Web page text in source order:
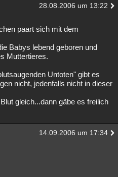
28.08.2006 um 13:22
paart sich mit dem
Babys lebend geboren und
Muttertieres.
Untoten" gibt es
nicht, jedenfalls nicht in dieser
gleich...dann gäbe es freilich
14.09.2006 um 17:34